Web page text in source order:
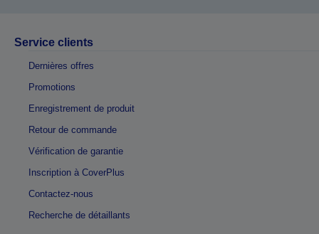
Service clients
Dernières offres
Promotions
Enregistrement de produit
Retour de commande
Vérification de garantie
Inscription à CoverPlus
Contactez-nous
Recherche de détaillants